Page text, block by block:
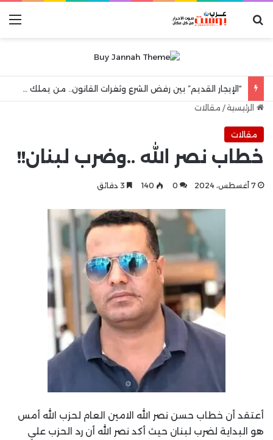
بحث عن
الرئيسية/ مقالات
مقالات
خطاب نصر الله ..وضرب لبنان!!
7 أغسطس، 2024 0
140
أعتقد أن خطاب حسن نصر الله الامين العام لحزب الله أمس
هو البداية لضرب لبنان حيث أكد نصر الله أن رد الحزب علي